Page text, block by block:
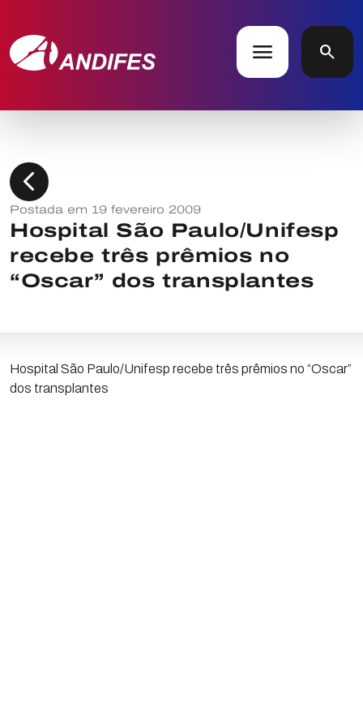
menu search
chevron_left
Postada em 19 fevereiro 2009
Hospital São Paulo/Unifesp
recebe três prêmios no
“Oscar” dos transplantes
Hospital São Paulo/Unifesp recebe três prêmios no “Oscar”
dos transplantes